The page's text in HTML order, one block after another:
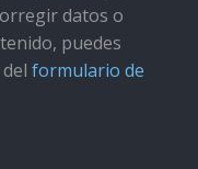
datos o
puedes
formulario de